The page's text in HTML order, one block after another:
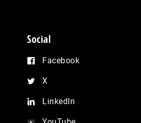
Social
Facebook
X
LinkedIn